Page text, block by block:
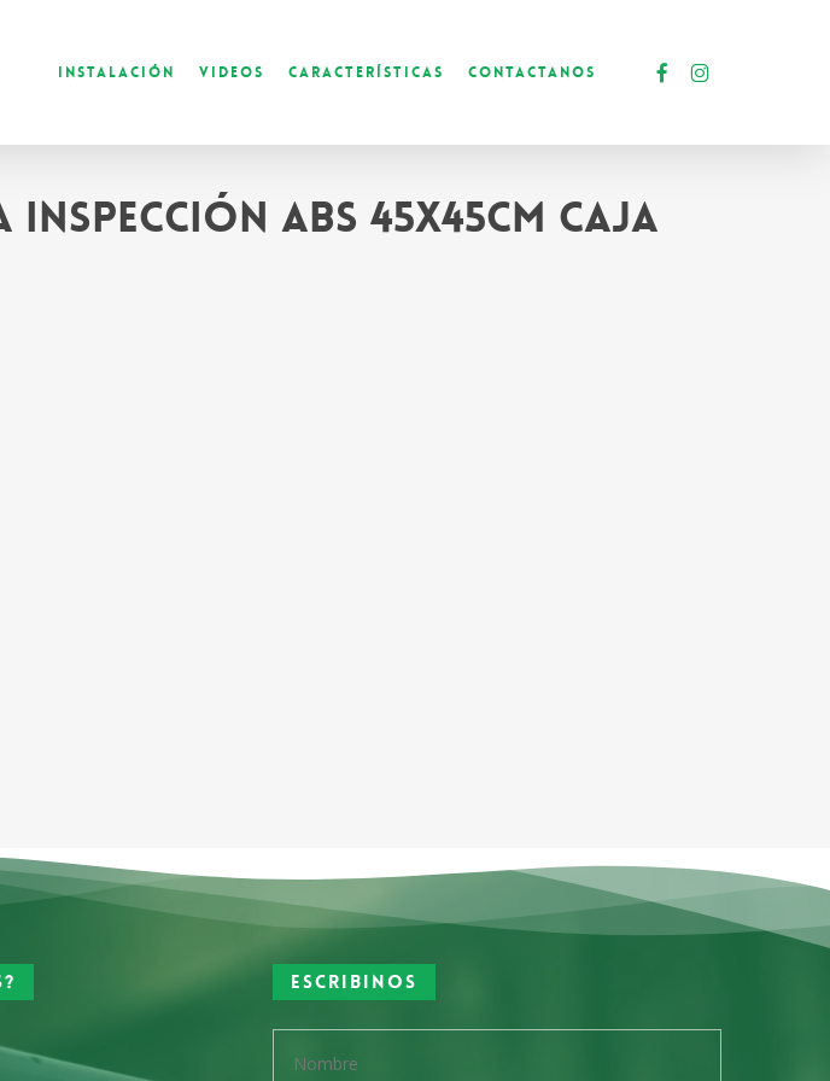
Instalación Videos Características Contactanos facebook
instagram
Inspección ABS 45x45cm Caja
Escribinos